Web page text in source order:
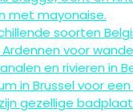
met mayonaise.
soorten
voor
en rivieren in
in Brussel voor
gezellige